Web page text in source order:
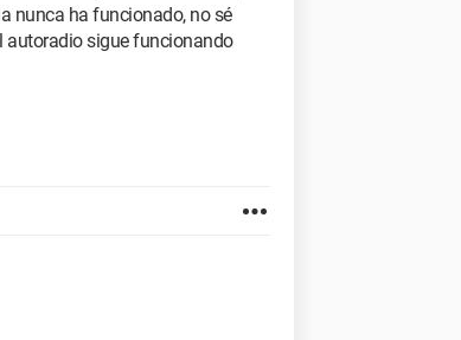
nunca ha funcionado, no sé
autoradio sigue funcionando